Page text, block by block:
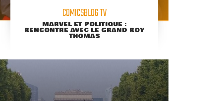
COMICSBLOG TV
MARVEL ET POLITIQUE :
RENCONTRE AVEC LE GRAND ROY
THOMAS